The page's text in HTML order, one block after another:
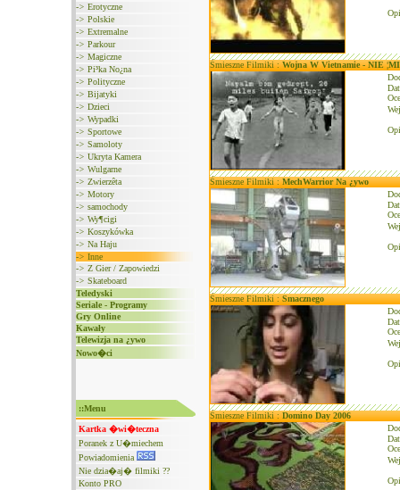
-> Erotyczne
-> Polskie
-> Extremalne
-> Parkour
-> Magiczne
-> Pi³ka No¿na
-> Polityczne
-> Bijatyki
-> Dzieci
-> Wypadki
-> Sportowe
-> Samoloty
-> Ukryta Kamera
-> Wulgarne
-> Zwierzêta
-> Motory
-> samochody
-> Wy¶cigi
-> Koszykówka
-> Na Haju
-> Inne
-> Z Gier / Zapowiedzi
-> Skateboard
Teledyski
Seriale - Programy
Gry Online
Kawały
Telewizja na ¿ywo
Nowo�ci
::Menu
Kartka �wi�teczna
Poranek z U�miechem
Powiadomienia
Nie dzia�aj� filmiki ??
Konto PRO
Śmieszne Filmiki :Wojna W Vietnamie - NIE
Śmieszne Filmiki :MechWarrior Na ¿ywo
Śmieszne Filmiki :Smacznego
Śmieszne Filmiki :Domino Day 2006